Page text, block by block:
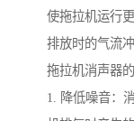
使拖拉机运行
排放时的气流
拖拉机消声器
1. 降低噪音：